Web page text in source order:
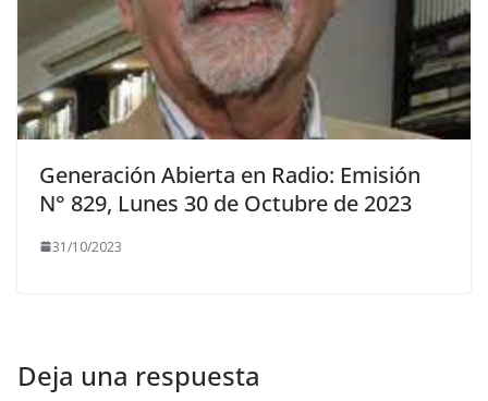
Generación Abierta en Radio: Emisión
N° 829, Lunes 30 de Octubre de 2023
31/10/2023
Deja una respuesta